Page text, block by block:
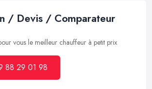
/ Devis / Comparateur
vous le meilleur chauffeur à petit prix
88 29 01 98